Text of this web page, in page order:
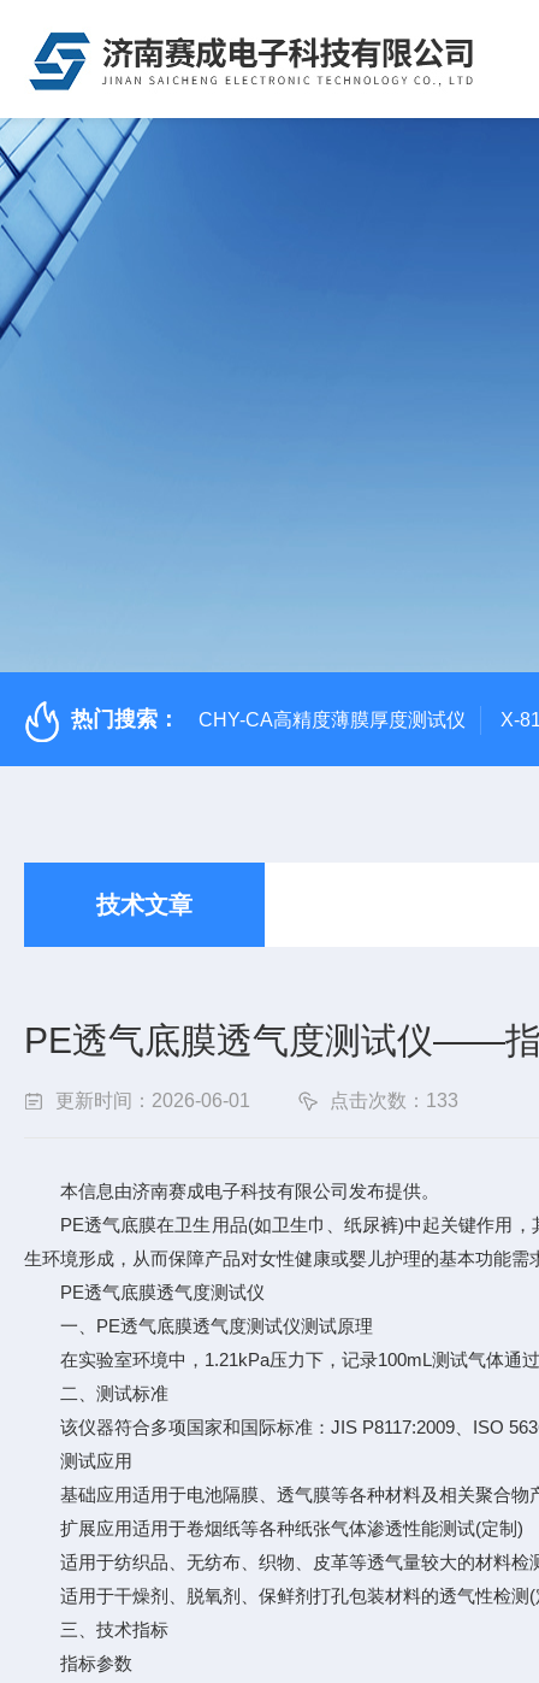
热门搜索： CHY-CA高精度薄膜厚度测试仪 X-
技术文章
PE透气底膜透气度测试仪——
更新时间：2026-06-01 点击次数：133
本信息由济南赛成电子科技有限公司发布提供。
PE透气底膜在卫生用品(如卫生巾、纸尿裤)中起关键作用，
生环境形成，从而保障产品对女性健康或婴儿护理的基本功能需
PE透气底膜透气度测试仪
一、PE透气底膜透气度测试仪测试原理
在实验室环境中，1.21kPa压力下，记录100mL测试气体通
二、测试标准
该仪器符合多项国家和国际标准：JIS P8117:2009、ISO
测试应用
基础应用适用于电池隔膜、透气膜等各种材料及相关聚合物
扩展应用适用于卷烟纸等各种纸张气体渗透性能测试(定制)
适用于纺织品、无纺布、织物、皮革等透气量较大的材料检
适用于干燥剂、脱氧剂、保鲜剂打孔包装材料的透气性检测(
三、技术指标
指标参数